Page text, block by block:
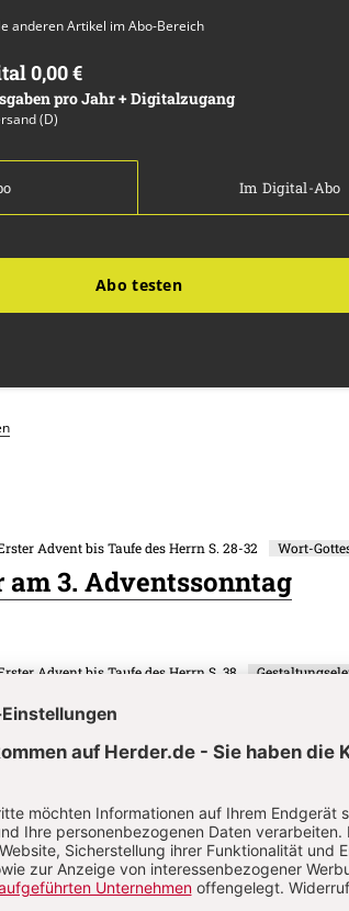
anderen Artikel im Abo-Bereich
0,00 €
pro Jahr + Digitalzugang
(D)
Im Digital-Abo
Abo testen
Advent bis Taufe des Herrn S. 28-32 Wort-
3. Adventssonntag
Advent bis Taufe des Herrn S. 38
- Für alle
- Katechese mit